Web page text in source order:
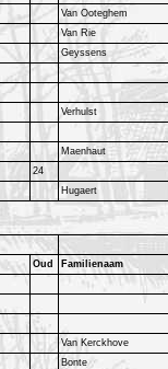
Van Ooteghem
Van Rie
Geyssens
Verhulst
Maenhaut
24
Hugaert
Oud Familienaam
Van Kerckhove
Bonte